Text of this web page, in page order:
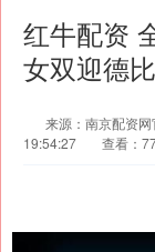
红牛配资
女双迎德
来源：南京配资网
19:54:27
查看：